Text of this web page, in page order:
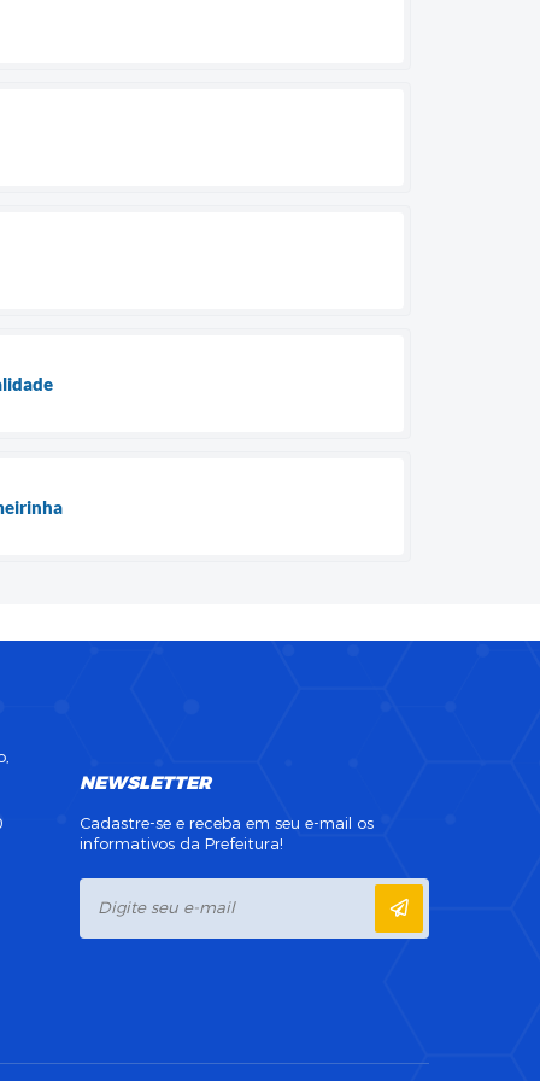
NEWSLETTER
Cadastre-se e receba em seu e-mail os
informativos da Prefeitura!